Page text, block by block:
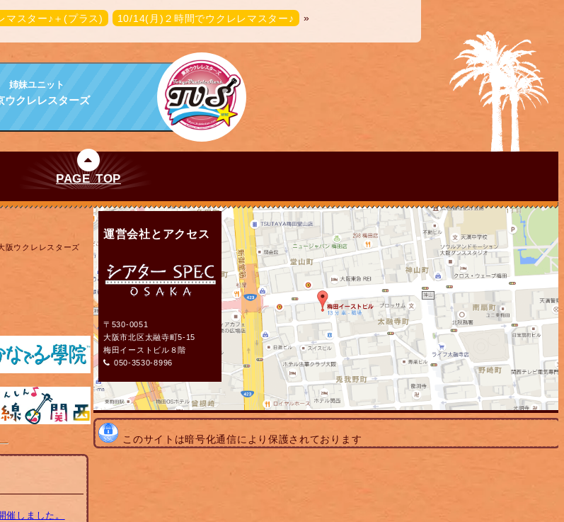
マスター♪＋(プラス) 10/14(月)２時間でウクレレマスター♪ »
姉妹ユニット
ウクレレスターズ
PAGE TOP
阪ウクレレスターズ
催しました。
運営会社とアクセス
〒530-0051
大阪市北区太融寺町5-15
梅田イーストビル８階
050-3530-8996
このサイトは暗号化通信により保護されております